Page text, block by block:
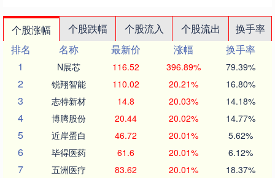
个股涨幅 个股跌幅 个股流入 个股流出
换手率
排名
名称 最新价 涨幅
换手率
1
N展芯 116.52 396.89% 79.39%
2 锐翔智能 110.02 20.21% 16.80%
3 志特新材 14.8 20.03% 14.18%
4 博腾股份 20.44 20.02% 14.77%
5 近岸蛋白 46.72 20.01% 5.62%
6 毕得医药 61.6 20.01% 6.12%
7 五洲医疗 83.62 20.01% 18.37%